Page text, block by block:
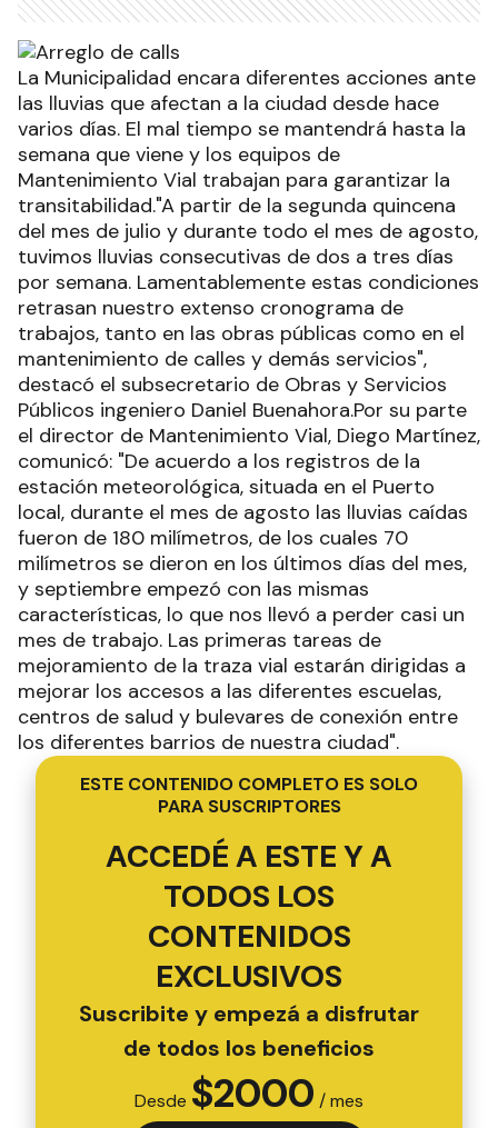
La Municipalidad encara diferentes acciones ante
las lluvias que afectan a la ciudad desde hace
varios días. El mal tiempo se mantendrá hasta la
semana que viene y los equipos de
Mantenimiento Vial trabajan para garantizar la
transitabilidad."A partir de la segunda quincena
del mes de julio y durante todo el mes de agosto,
tuvimos lluvias consecutivas de dos a tres días
por semana. Lamentablemente estas condiciones
retrasan nuestro extenso cronograma de
trabajos, tanto en las obras públicas como en el
mantenimiento de calles y demás servicios",
destacó el subsecretario de Obras y Servicios
Públicos ingeniero Daniel Buenahora.Por su parte
el director de Mantenimiento Vial, Diego Martínez,
comunicó: "De acuerdo a los registros de la
estación meteorológica, situada en el Puerto
local, durante el mes de agosto las lluvias caídas
fueron de 180 milímetros, de los cuales 70
milímetros se dieron en los últimos días del mes,
y septiembre empezó con las mismas
características, lo que nos llevó a perder casi un
mes de trabajo. Las primeras tareas de
mejoramiento de la traza vial estarán dirigidas a
mejorar los accesos a las diferentes escuelas,
centros de salud y bulevares de conexión entre
los diferentes barrios de nuestra ciudad".
ESTE CONTENIDO COMPLETO ES SOLO
PARA SUSCRIPTORES
ACCEDÉ A ESTE Y A
TODOS LOS
CONTENIDOS
EXCLUSIVOS
Suscribite y empezá a disfrutar
de todos los beneficios
Desde $2000 / mes